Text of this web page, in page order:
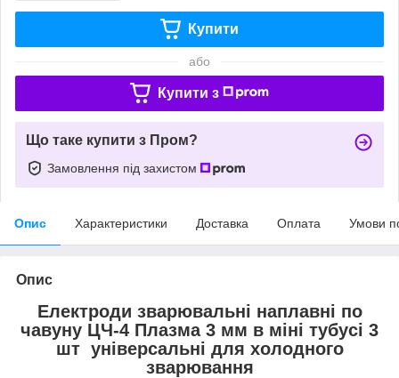
Купити
або
Купити з
Що таке купити з Пром?
Замовлення під захистом
Опис Характеристики Доставка Оплата Умови
Опис
Електроди зварювальні наплавні по
чавуну ЦЧ-4 Плазма 3 мм в міні тубусі 3
шт універсальні для холодного
зварювання